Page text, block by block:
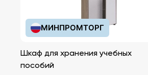
МИНПРОМТОРГ
Шкаф для хранения учебных
пособий